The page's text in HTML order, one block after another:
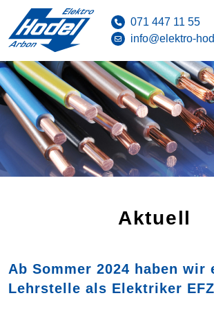
071 447 11 55
info@elektro-
Aktuell
Ab Sommer 2024 haben wir
Lehrstelle als Elektriker